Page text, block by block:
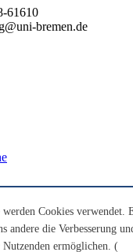
61610
bremen.de
Cookies verwendet.
andere die Verbesserung
ermöglichen. (